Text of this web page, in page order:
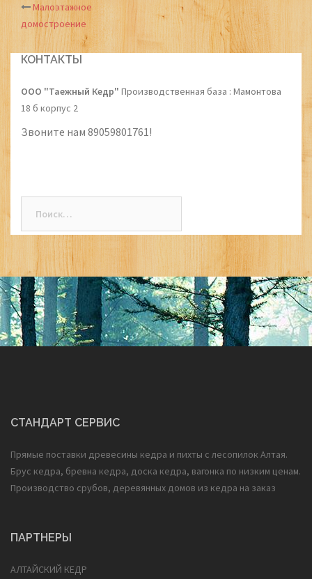
Post
navigation
Малоэтажное
домостроение
КОНТАКТЫ
ООО "Таежный Кедр" Производственная база : Мамонтова
18 б корпус 2
Звоните нам 89059801761!
СТАНДАРТ СЕРВИС
Прямые поставки древесины кедра и пихты с лесопилок Алтая.
Брус кедра, бревна кедра, доска кедра, вагонка по низким ценам.
Производство срубов, деревянных домов из кедра на заказ
ПАРТНЕРЫ
АЛТАЙСКИЙ КЕДР